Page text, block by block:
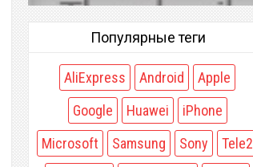
Популярные теги
AliExpress Android
Apple
Google
Huawei
iPhone
Microsoft
Samsung Sony
Tele2